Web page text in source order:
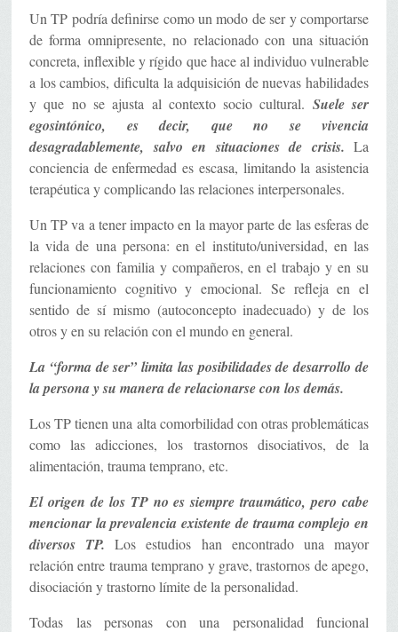
Un TP podría definirse como un modo de ser y comportarse
de forma omnipresente, no relacionado con una situación
concreta, inflexible y rígido que hace al individuo vulnerable
a los cambios, dificulta la adquisición de nuevas habilidades
y que no se ajusta al contexto socio cultural. Suele ser
egosintónico, es decir, que no se vivencia
desagradablemente, salvo en situaciones de crisis. La
conciencia de enfermedad es escasa, limitando la asistencia
terapéutica y complicando las relaciones interpersonales.
Un TP va a tener impacto en la mayor parte de las esferas de
la vida de una persona: en el instituto/universidad, en las
relaciones con familia y compañeros, en el trabajo y en su
funcionamiento cognitivo y emocional. Se refleja en el
sentido de sí mismo (autoconcepto inadecuado) y de los
otros y en su relación con el mundo en general.
La “forma de ser” limita las posibilidades de desarrollo de
la persona y su manera de relacionarse con los demás.
Los TP tienen una alta comorbilidad con otras problemáticas
como las adicciones, los trastornos disociativos, de la
alimentación, trauma temprano, etc.
El origen de los TP no es siempre traumático, pero cabe
mencionar la prevalencia existente de trauma complejo en
diversos TP. Los estudios han encontrado una mayor
relación entre trauma temprano y grave, trastornos de apego,
disociación y trastorno límite de la personalidad.
Todas las personas con una personalidad funcional